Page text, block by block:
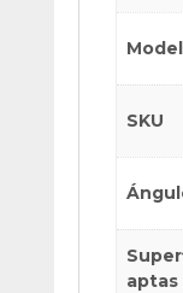
SKU
aptas